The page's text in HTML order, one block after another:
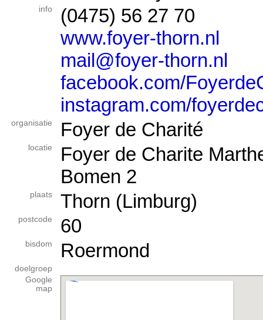
info
(0475) 56 27 70
www.foyer-thorn.nl
mail@foyer-thorn.nl
facebook.com/
instagram.com/
organisatie Foyer de Charité
locatie
Foyer de Charite
Bomen 2
plaats Thorn (Limburg)
postcode 60
bisdom Roermond
doelgroep
Google
map